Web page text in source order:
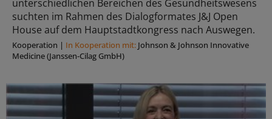
unterschiedlichen Bereichen des Gesundheitswesens
suchten im Rahmen des Dialogformates J&J Open
House auf dem Hauptstadtkongress nach Auswegen.
Kooperation | In Kooperation mit: Johnson & Johnson Innovative
Medicine (Janssen-Cilag GmbH)